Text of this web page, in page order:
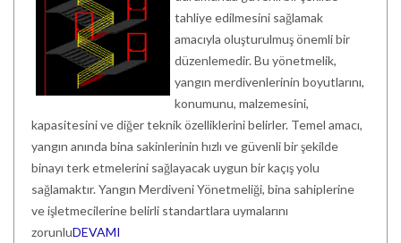
tahliye edilmesini sağlamak
amacıyla oluşturulmuş önemli bir
düzenlemedir. Bu yönetmelik,
yangın merdivenlerinin boyutlarını,
konumunu, malzemesini,
kapasitesini ve diğer teknik özelliklerini belirler. Temel amacı,
yangın anında bina sakinlerinin hızlı ve güvenli bir şekilde
binayı terk etmelerini sağlayacak uygun bir kaçış yolu
sağlamaktır. Yangın Merdiveni Yönetmeliği, bina sahiplerine
ve işletmecilerine belirli standartlara uymalarını
zorunluDEVAMI